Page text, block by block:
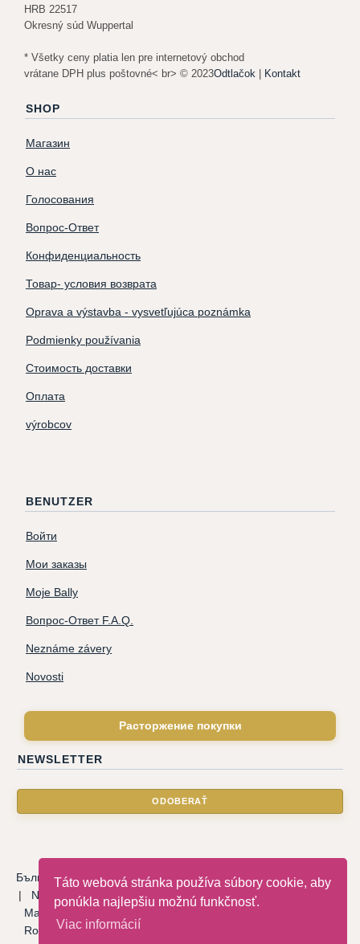
Táto webová stránka používa súbory cookie, aby
ponúkla najlepšiu možnú funkčnosť.
Viac informácií
HRB 22517
Okresný súd Wuppertal
* Všetky ceny platia len pre internetový obchod
vrátane DPH plus poštovné< br> © 2023Odtlačok | Kontakt
SHOP
Магазин
О нас
Голосования
Вопрос-Ответ
Конфиденциальность
Товар- условия возврата
Oprava a výstavba - vysvetľujúca poznámka
Podmienky používania
Стоимость доставки
Оплата
výrobcov
BENUTZER
Войти
Мои заказы
Moje Bally
Вопрос-Ответ F.A.Q.
Neznáme závery
Novosti
Расторжение покупки
NEWSLETTER
Български|Català|Deutsche |Hrvatski|Čeština| Dansk
| Nederlandse English Eesti keel | Français
Magyar
| Latviski
Română| Русский|